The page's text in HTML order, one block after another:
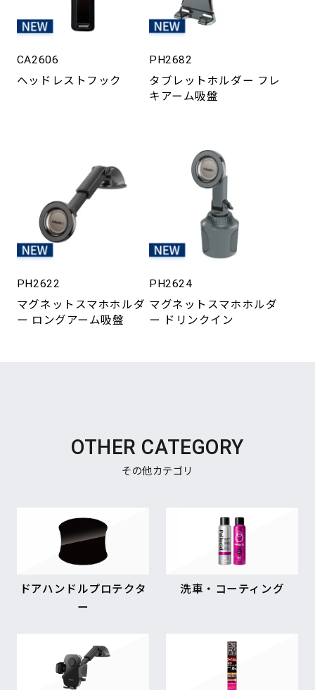
CA2606
ヘッドレストフック
PH2682
タブレットホルダー フレ
キアーム吸盤
PH2622
マグネットスマホホルダ
ー ロングアーム吸盤
PH2624
マグネットスマホホルダ
ー ドリンクイン
OTHER CATEGORY
その他カテゴリ
ドアハンドルプロテクタ
ー
洗車・コーティング